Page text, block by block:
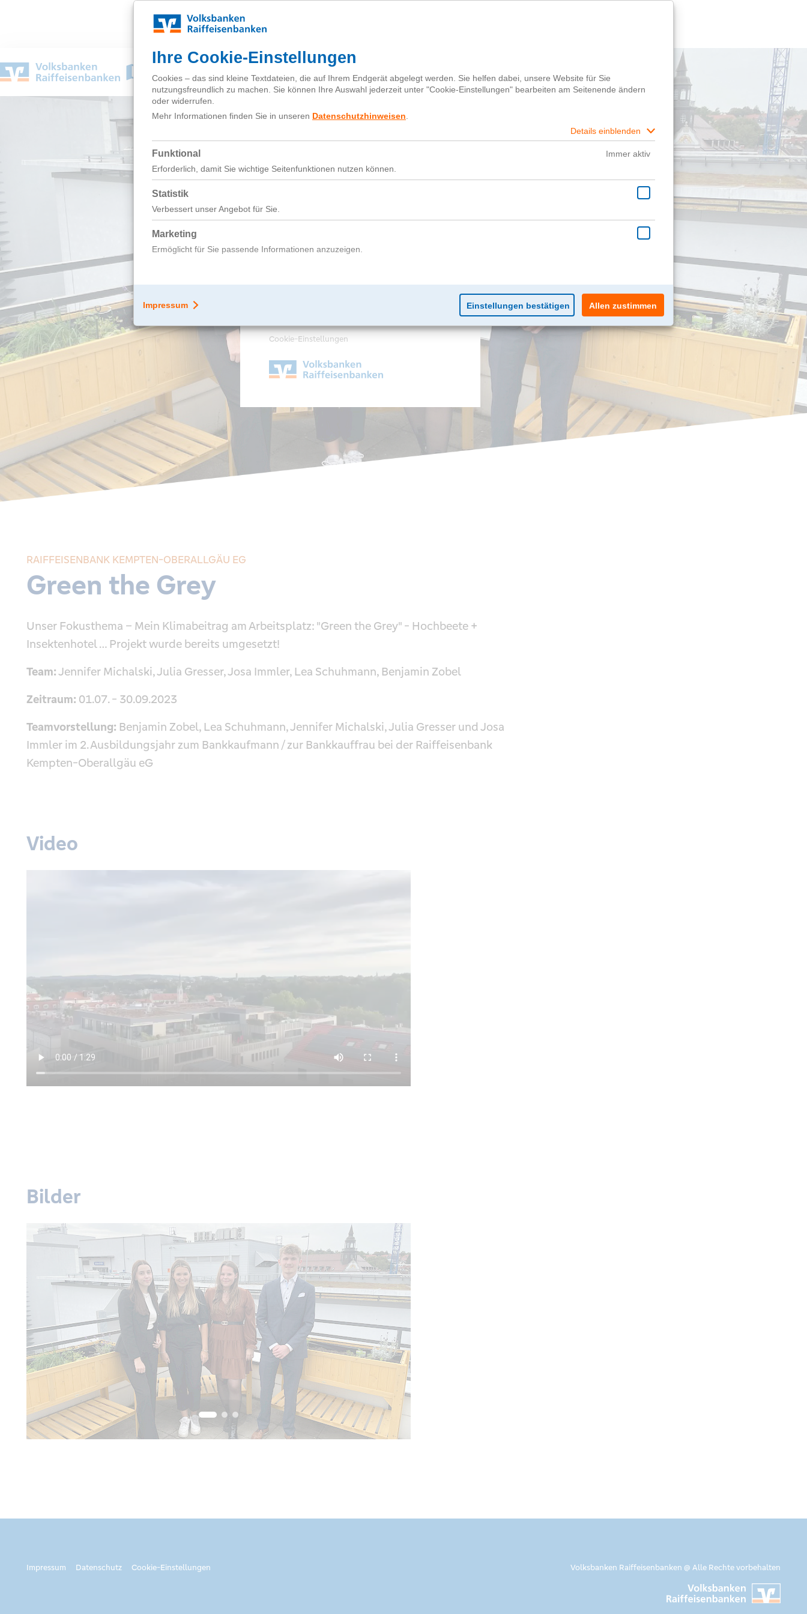
Mehr zur Klima-Initiative
Projekte
Cookie-Einstellungen
RAIFFEISENBANK KEMPTEN-OBERALLGÄU EG
Green the Grey
Unser Fokusthema – Mein Klimabeitrag am Arbeitsplatz: "Green the Grey" - Hochbeete +
Insektenhotel … Projekt wurde bereits umgesetzt!
Team:Jennifer Michalski, Julia Gresser, Josa Immler, Lea Schuhmann, Benjamin Zobel
Zeitraum: 01.07. - 30.09.2023
Teamvorstellung: Benjamin Zobel, Lea Schuhmann, Jennifer Michalski, Julia Gresser und Josa
Immler im 2. Ausbildungsjahr zum Bankkaufmann / zur Bankkauffrau bei der Raiffeisenbank
Kempten-Oberallgäu eG
Video
Bilder
Impressum Datenschutz Cookie-Einstellungen Volksbanken Raiffeisenbanken @ Alle Rechte vorbehalten